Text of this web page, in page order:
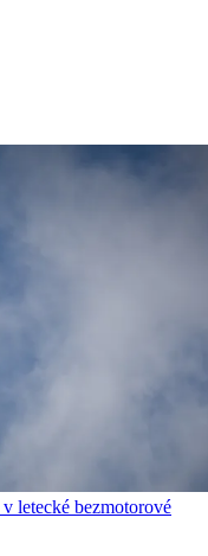
letecké bezmotorové